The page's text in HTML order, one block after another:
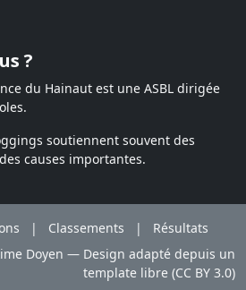
?
du Hainaut est une ASBL dirigée
soutiennent souvent des
causes importantes.
| Classements |
Résultats
Doyen — Design adapté depuis un
template libre (CC BY 3.0)